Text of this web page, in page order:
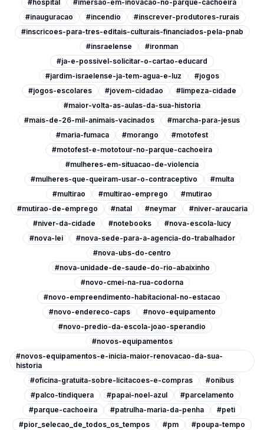
#hospital
#imersao-em-inovacao-no-parque-cachoeira
#inauguracao
#incendio
#inscrever-produtores-rurais
#inscricoes-para-tres-editais-culturais-financiados-pela-pnab
#insraelense
#ironman
#ja-e-possivel-solicitar-o-cartao-educard
#jardim-israelense-ja-tem-agua-e-luz
#jogos
#jogos-escolares
#jovem-cidadao
#limpeza-cidade
#maior-volta-as-aulas-da-sua-historia
#mais-de-26-mil-animais-vacinados
#marcha-para-jesus
#maria-fumaca
#morango
#motofest
#motofest-e-mototour-no-parque-cachoeira
#mulheres-em-situacao-de-violencia
#mulheres-que-queiram-usar-o-contraceptivo
#multa
#multirao
#multirao-emprego
#mutirao
#mutirao-de-emprego
#natal #neymar
#niver-araucaria
#niver-da-cidade
#notebooks
#nova-escola-lucy
#nova-lei
#nova-sede-para-a-agencia-do-trabalhador
#nova-ubs-do-centro
#nova-unidade-de-saude-do-rio-abaixinho
#novo-cmei-na-rua-codorna
#novo-empreendimento-habitacional-no-estacao
#novo-endereco-caps
#novo-equipamento
#novo-predio-da-escola-joao-sperandio
#novos-equipamentos
#novos-equipamentos-e-inicia-maior-renovacao-da-sua-
historia
#oficina-gratuita-sobre-licitacoes-e-compras
#onibus
#palco-tindiquera
#papai-noel-azul
#parcelamento
#parque-cachoeira
#patrulha-maria-da-penha
#peti
#pior_selecao_de_todos_os_tempos
#pm
#poupa-tempo